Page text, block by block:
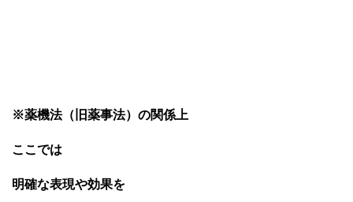
※薬機法（旧薬事法）の関係上
ここでは
明確な表現や効果を